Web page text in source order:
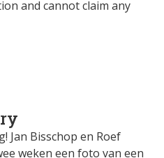
Jan Bisschop en Roef
weken een foto van een
and cannot claim any